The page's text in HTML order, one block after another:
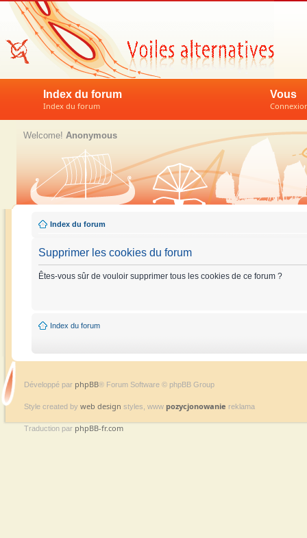
Index du forum
Index du forum
Vous
Welcome! Anonymous
Index du forum
Supprimer les cookies du forum
Êtes-vous sûr de vouloir supprimer tous les cookies de ce forum ?
Index du forum
Développé par phpBB® Forum Software © phpBB Group
Style created by web design styles, www pozycjonowanie reklama
Traduction par phpBB-fr.com